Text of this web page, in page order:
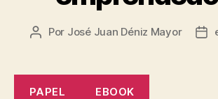
Autor
entrada
Por José Juan Déniz Mayor
PAPEL EBOOK